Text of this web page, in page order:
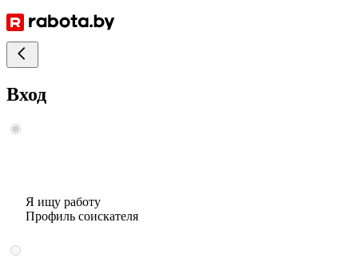
Вход
Я ищу работу
Профиль соискателя